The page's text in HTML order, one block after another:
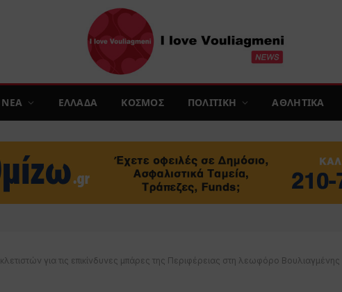
ΝΕΑ ΕΛΛΑΔΑ ΚΟΣΜΟΣ ΠΟΛΙΤΙΚΗ ΑΘΛΗΤΙΚΑ
για τις επικίνδυνες μπάρες της Περιφέρειας στη λεωφόρο Βουλιαγμένης